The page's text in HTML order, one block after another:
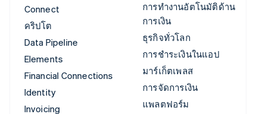
Connect
คริปโต
Data Pipeline
Elements
Financial Connections
Identity
Invoicing
การทำงานอัตโนมัติด้าน
การเงิน
ธุรกิจทั่วโลก
การชำระเงินในแอป
มาร์เก็ตเพลส
การจัดการเงิน
แพลตฟอร์ม